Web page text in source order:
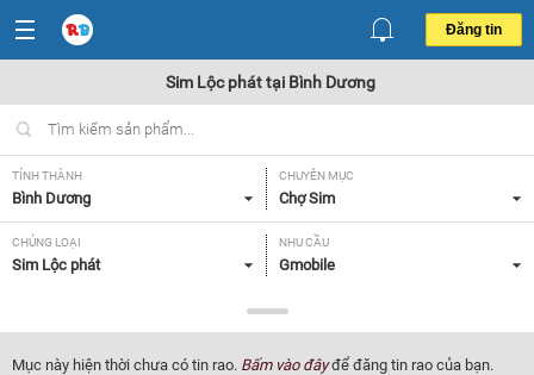
Đăng tin
Sim Lộc phát tại Bình Dương
TỈNH THÀNH
Bình Dương
CHUYÊN MỤC
Chợ Sim
CHỦNG LOẠI
Sim Lộc phát
NHU CẦU
Gmobile
10 - 50 triệu
Mục này hiện thời chưa có tin rao. Bấm vào đâyđể đăng tin rao của bạn.